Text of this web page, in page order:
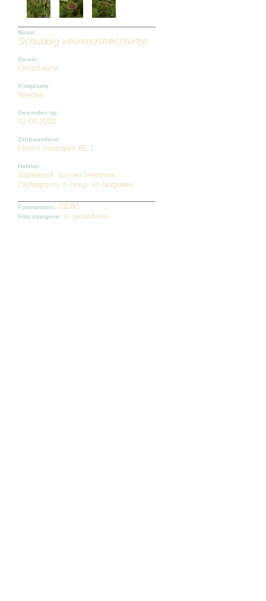
Naam:
Schubbig veenmostrechtertje
Genus:
Omphalina
Vindplaats:
Wieden
Gevonden op:
01-08-2020
Zeldzaamheid:
Uiterst zeldzaam RL 1
Habitat:
Saprotroof, tussen Veenmos
(Sphagnum) in hoog- en laagveen.
Fotonummer: 03080
Foto categorie: o. gerardiana